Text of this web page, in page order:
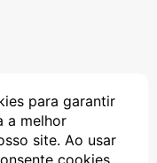
para garantir
a melhor
site. Ao usar
cookies.